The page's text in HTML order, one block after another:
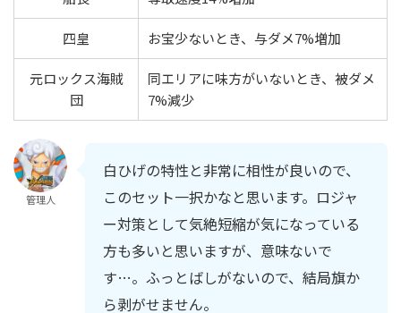
四皇 お宝少ないとき、与ダメ7%増加
元ロックス海賊
団
同エリアに味方がいないとき、被ダメ
7%減少
管理人
白ひげの特性と非常に相性が良いので、
このセット一択かなと思います。ロジャ
ー対策として気絶短縮が気になっている
方も多いと思いますが、意味ないで
す…。ふっとばしがないので、結局旗か
ら剥がせません。